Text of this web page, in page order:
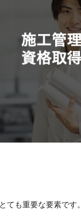
ても重要な要素です